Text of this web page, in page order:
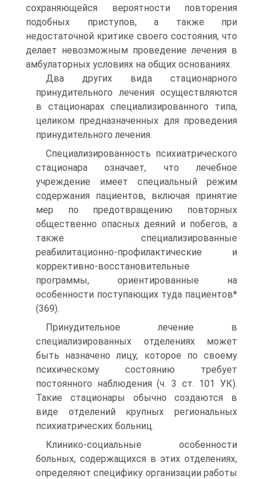
сохраняющейся вероятности повторения
подобных приступов, а также при
недостаточной критике своего состояния, что
делает невозможным проведение лечения в
амбулаторных условиях на общих основаниях.
Два других вида стационарного
принудительного лечения осуществляются
в стационарах специализированного типа,
целиком предназначенных для проведения
принудительного лечения.
Специализированность психиатрического
стационара означает, что лечебное
учреждение имеет специальный режим
содержания пациентов, включая принятие
мер по предотвращению повторных
общественно опасных деяний и побегов, а
также специализированные
реабилитационно-профилактические и
коррективно-восстановительные
программы, ориентированные на
особенности поступающих туда пациентов*
(369).
Принудительное лечение в
специализированных отделениях может
быть назначено лицу, которое по своему
психическому состоянию требует
постоянного наблюдения (ч. 3 ст. 101 УК).
Такие стационары обычно создаются в
виде отделений крупных региональных
психиатрических больниц.
Клинико-социальные особенности
больных, содержащихся в этих отделениях,
определяют специфику организации работы